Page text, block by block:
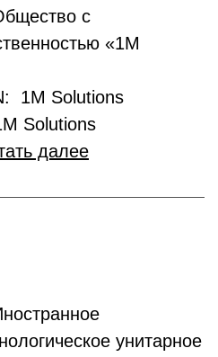
с
«1М
1M Solutions
Solutions
далее
унитарное